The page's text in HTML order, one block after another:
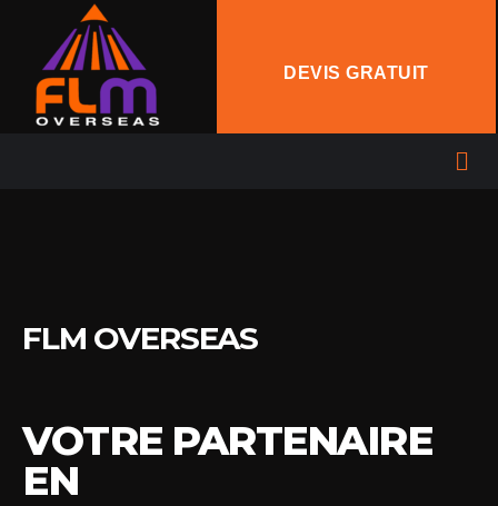
DEVIS GRATUIT
FLM OVERSEAS
VOTRE PARTENAIRE
EN